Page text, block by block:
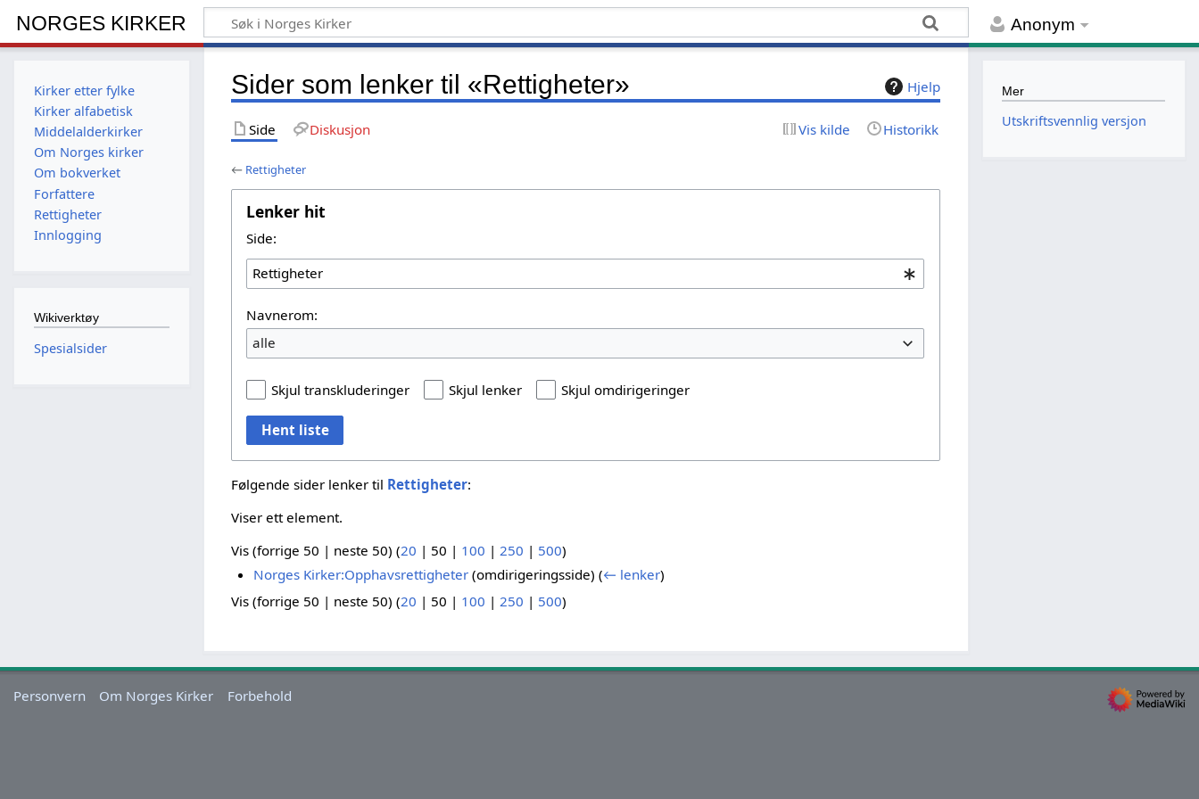
Anonym
NORGES KIRKER
Hjelp
Sider som lenker til «Rettigheter»
Side Diskusjon Vis kilde Historikk
← Rettigheter
Lenker hit
Side:
Navnerom:
alle
Skjul transkluderinger Skjul lenker Skjul omdirigeringer
Hent liste
Følgende sider lenker til Rettigheter:
Viser ett element.
Vis (forrige 50 | neste 50) (20 | 50 | 100 |250 | 500)
Norges Kirker:Opphavsrettigheter(omdirigeringsside) (← lenker)
Vis (forrige 50 | neste 50) (20 | 50 | 100 | 250 | 500)
Kirker etter fylke
Kirker alfabetisk
Middelalderkirker
Om Norges kirker
Om bokverket
Forfattere
Rettigheter
Innlogging
Wikiverktøy
Spesialsider
Mer
Utskriftsvennlig versjon
Personvern Om Norges Kirker Forbehold